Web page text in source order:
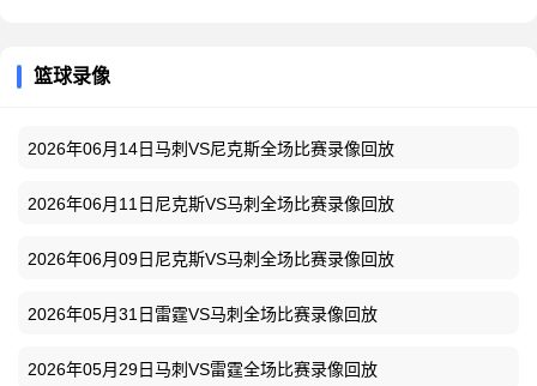
篮球录像
2026年06月14日马刺VS尼克斯全场比赛录像回放
2026年06月11日尼克斯VS马刺全场比赛录像回放
2026年06月09日尼克斯VS马刺全场比赛录像回放
2026年05月31日雷霆VS马刺全场比赛录像回放
2026年05月29日马刺VS雷霆全场比赛录像回放